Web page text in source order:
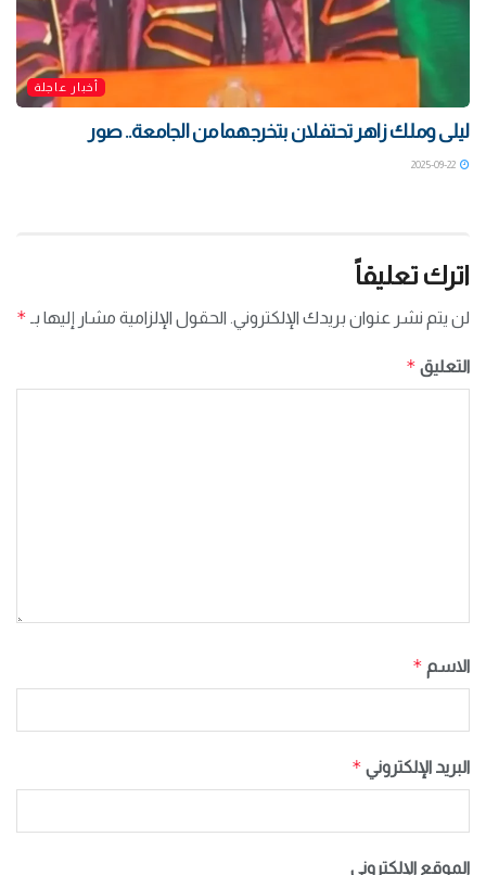
أخبار عاجلة
ليلى وملك زاهر تحتفلان بتخرجهما من الجامعة.. صور
اترك تعليقاً
لن يتم نشر عنوان بريدك الإلكتروني. الحقول الإلزامية مشار إليها بـ *
التعليق *
الاسم *
البريد الإلكتروني *
الموقع الإلكتروني